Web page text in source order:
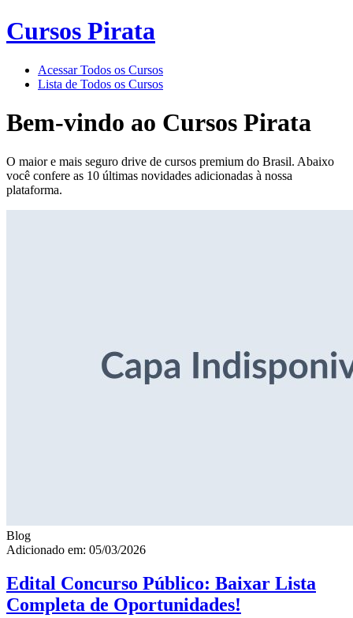
Cursos Pirata
Acessar Todos os Cursos
Lista de Todos os Cursos
Bem-vindo ao Cursos Pirata
O maior e mais seguro drive de cursos premium do Brasil. Abaixo
você confere as 10 últimas novidades adicionadas à nossa
plataforma.
Blog
Adicionado em: 05/03/2026
Edital Concurso Público: Baixar Lista
Completa de Oportunidades!